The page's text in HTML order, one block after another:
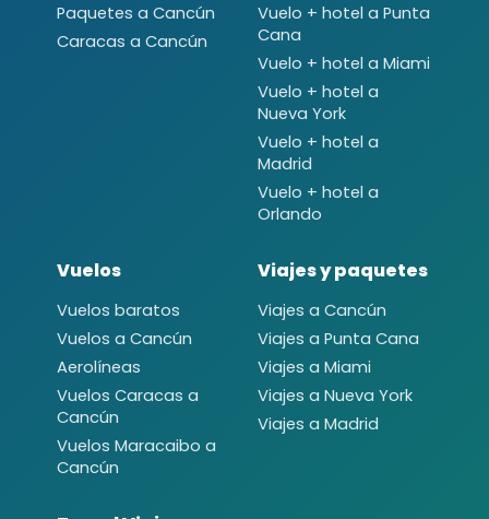
Paquetes a Cancún
Caracas a Cancún
Vuelo + hotel a Punta
Cana
Vuelo + hotel a Miami
Vuelo + hotel a
Nueva York
Vuelo + hotel a
Madrid
Vuelo + hotel a
Orlando
Vuelos
Vuelos baratos
Vuelos a Cancún
Aerolíneas
Vuelos Caracas a
Cancún
Vuelos Maracaibo a
Cancún
Viajes y paquetes
Viajes a Cancún
Viajes a Punta Cana
Viajes a Miami
Viajes a Nueva York
Viajes a Madrid